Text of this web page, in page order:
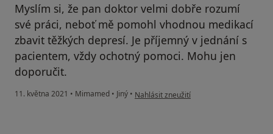
Myslím si, že pan doktor velmi dobře rozumí
své práci, neboť mě pomohl vhodnou medikací
zbavit těžkých depresí. Je příjemný v jednání s
pacientem, vždy ochotný pomoci. Mohu jen
doporučit.
11. května 2021 • Mimamed • Jiný • podle názoru uživatele Ing. Libuše
Nahlásit zneužití